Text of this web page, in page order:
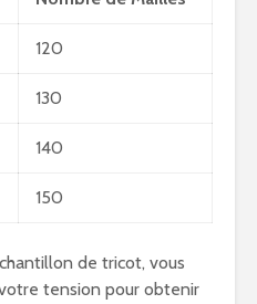
120
130
140
150
de tricot, vous
tension pour obtenir